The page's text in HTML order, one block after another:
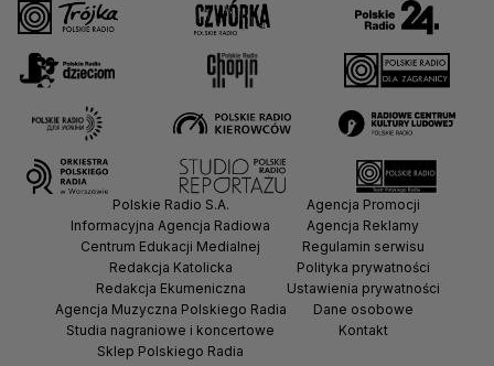
Polskie Radio S.A.
Informacyjna Agencja Radiowa
Centrum Edukacji Medialnej
Redakcja Katolicka
Redakcja Ekumeniczna
Agencja Muzyczna Polskiego Radia
Studia nagraniowe i koncertowe
Sklep Polskiego Radia
Agencja Promocji
Agencja Reklamy
Regulamin serwisu
Polityka prywatności
Ustawienia prywatności
Dane osobowe
Kontakt